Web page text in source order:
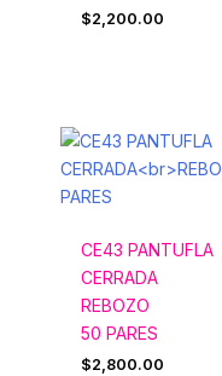
$2,200.00
CE43 PANTUFLA
CERRADA
REBOZO
50 PARES
$2,800.00